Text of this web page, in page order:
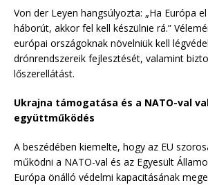
Von der Leyen hangsúlyozta: „Ha Európa
háborút, akkor fel kell készülnie rá.”
európai országoknak növelniük kell
drónrendszereik fejlesztését, valamint
lőszerellátást.
Ukrajna támogatása és a NATO-val
együttműködés
A beszédében kiemelte, hogy az EU
működni a NATO-val és az Egyesült
Európa önálló védelmi kapacitásának